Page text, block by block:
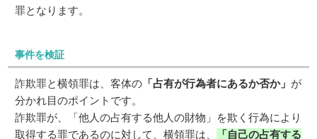
罪となります。
事件を検証
詐欺罪と横領罪は、客体の 「占有が行為者にあるか否か」 が
分かれ目のポイントです。
詐欺罪が、「他人の占有する他人の財物」を欺く行為により
取得する罪であるのに対して、横領罪は、
「自己の占有する